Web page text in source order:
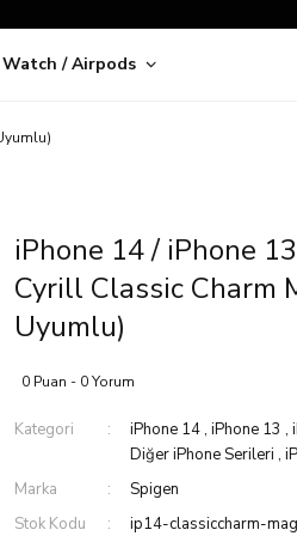
Watch / Airpods
iPhone 14 / iPhone
Cyrill Classic Charm
Uyumlu)
0 Puan - 0 Yorum
Kategori iPhone 14,iPhone 13 ,
Diğer iPhone Serileri ,
Marka
Spigen
Stok Kodu
ip14-classiccharm-mag